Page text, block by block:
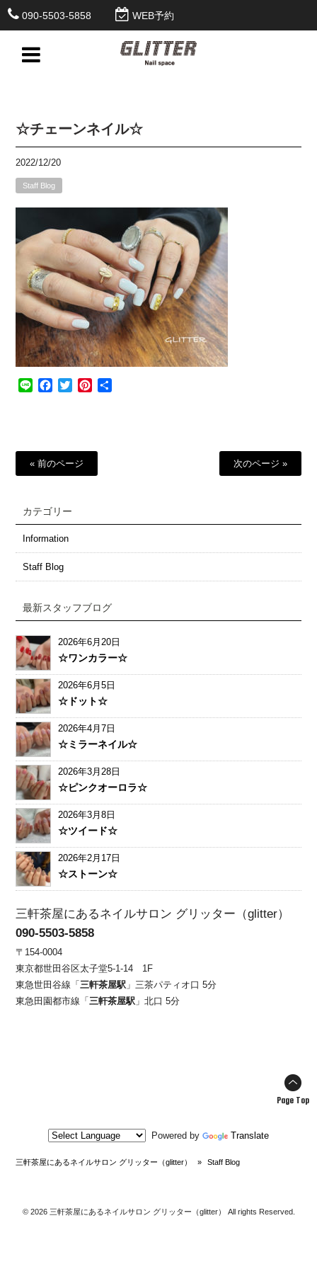
090-5503-5858 WEB予約
☆チェーンネイル☆
2022/12/20
Staff Blog
Line Facebook
TwitterPinterest
« 前のページ 次のページ »
カテゴリー
Information
Staff Blog
最新スタッフブログ
2026年6月20日
☆ワンカラー☆
2026年6月5日
☆ドット☆
2026年4月7日
☆ミラーネイル☆
2026年3月28日
☆ピンクオーロラ☆
2026年3月8日
☆ツイード☆
2026年2月17日
☆ストーン☆
三軒茶屋にあるネイルサロン グリッター（glitter）
090-5503-5858
〒154-0004
東京都世田谷区太子堂5-1-14 1F
東急世田谷線「 三軒茶屋駅」三茶パティオ口 5分
東急田園都市線「 三軒茶屋駅」北口 5分
Page Top
Powered by Translate
三軒茶屋にあるネイルサロン グリッター（glitter） » Staff Blog
© 2026 三軒茶屋にあるネイルサロン グリッター（glitter） All rights Reserved.